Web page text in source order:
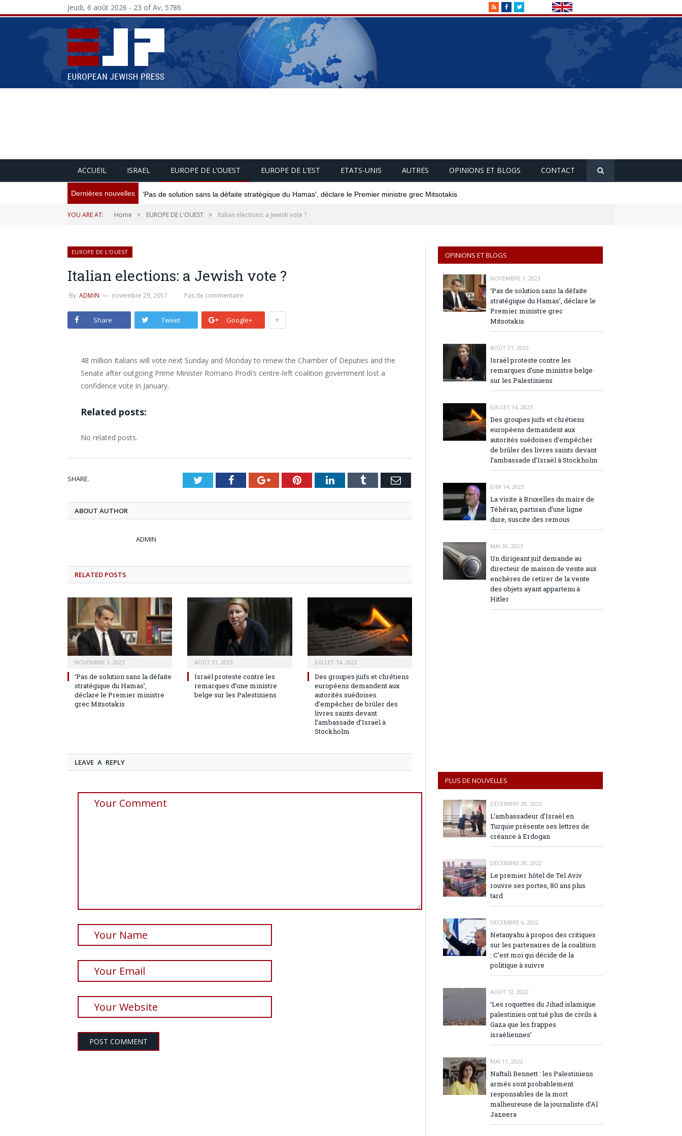
RSSFacebookTwitter
Jeudi, 6 août 2026 - 23 of Av, 5786
ACCUEIL ISRAEL EUROPE DE L’OUEST EUROPE DE L’EST ETATS-UNIS AUTRES OPINIONS ET BLOGS CONTACT
Dernières nouvelles 'Pas de solution sans la défaite stratégique du Hamas', déclare le Premier ministre grec Mitsotakis
YOU ARE AT: Home » EUROPE DE L'OUEST » Italian elections: a Jewish vote ?
EUROPE DE L'OUEST
Italian elections: a Jewish vote ?
By ADMIN novembre 29, 2017 Pas de commentaire
Share Tweet Google+ +
48 million Italians will vote next Sunday and Monday to renew the Chamber of Deputies and the
Senate after outgoing Prime Minister Romano Prodi’s centre-left coalition government lost a
confidence vote in January.
Related posts:
No related posts.
SHARE. TwitterFacebookGoogle+PinterestLinkedInTumblr Email
ABOUT AUTHOR
ADMIN
RELATED POSTS
NOVEMBRE 1, 2023
‘Pas de solution sans la défaite
stratégique du Hamas’,
déclare le Premier ministre
grec Mitsotakis
AOÛT 31, 2023
Israël proteste contre les
remarques d’une ministre
belge sur les Palestiniens
JUILLET 14, 2023
Des groupes juifs et chrétiens
européens demandent aux
autorités suédoises
d’empêcher de brûler des
livres saints devant
l’ambassade d’Israël à
Stockholm
LEAVE A REPLY
OPINIONS ET BLOGS
NOVEMBRE 1, 2023
‘Pas de solution sans la défaite
stratégique du Hamas’, déclare le
Premier ministre grec
Mitsotakis
AOÛT 31, 2023
Israël proteste contre les
remarques d’une ministre belge
sur les Palestiniens
JUILLET 14, 2023
Des groupes juifs et chrétiens
européens demandent aux
autorités suédoises d’empêcher
de brûler des livres saints devant
l’ambassade d’Israël à Stockholm
JUIN 14, 2023
La visite à Bruxelles du maire de
Téhéran, partisan d’une ligne
dure, suscite des remous
MAI 30, 2023
Un dirigeant juif demande au
directeur de maison de vente aux
enchères de retirer de la vente
des objets ayant appartenu à
Hitler
PLUS DE NOUVELLES
DÉCEMBRE 28, 2022
L’ambassadeur d’Israël en
Turquie présente ses lettres de
créance à Erdogan
DÉCEMBRE 28, 2022
Le premier hôtel de Tel Aviv
rouvre ses portes, 80 ans plus
tard
DÉCEMBRE 6, 2022
Netanyahu à propos des critiques
sur les partenaires de la coalition
: C’est moi qui décide de la
politique à suivre
AOÛT 12, 2022
‘Les roquettes du Jihad islamique
palestinien ont tué plus de civils à
Gaza que les frappes
israéliennes’
MAI 11, 2022
Naftali Bennett : les Palestiniens
armés sont probablement
responsables de la mort
malheureuse de la journaliste d’Al
Jazeera